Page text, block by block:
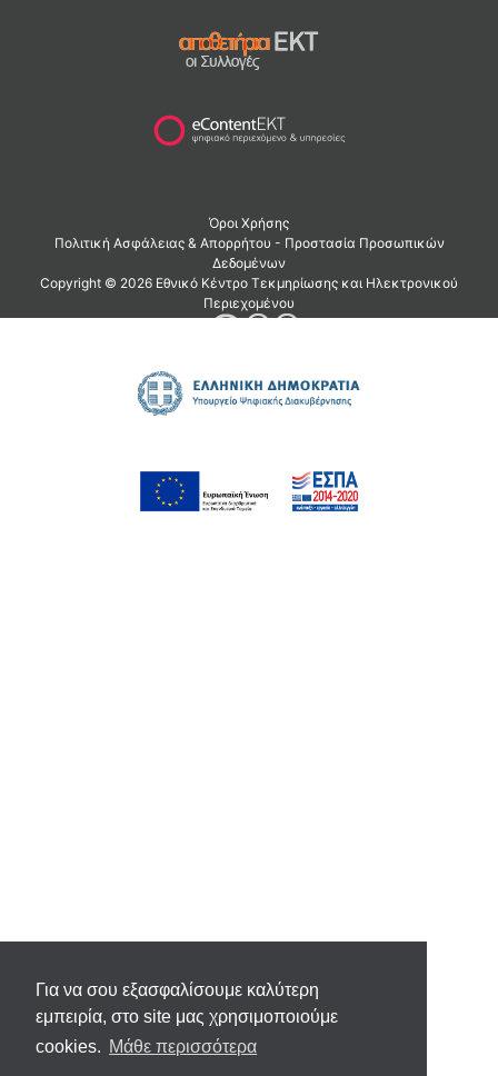
Για να σου εξασφαλίσουμε καλύτερη
εμπειρία, στο site μας χρησιμοποιούμε
cookies. Μάθε περισσότερα